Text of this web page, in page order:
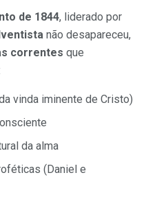
de 1844, liderado por
não desapareceu,
correntes que
vinda iminente de Cristo)
da alma
(Daniel e